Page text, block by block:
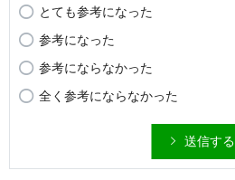
とても参考になった
参考になった
参考にならなかった
全く参考にならなかった
送信する